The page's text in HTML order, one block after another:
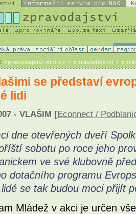
zpravodajstvi.ecn.cz > zpravodajství >
se představí
lidi
- VLAŠIM [Econnect /
dne otevřených dveří
sobotu po roce jeho
ve své klubovně
dotačního programu
se tak budou moci přijít
Mládež v akci je určen